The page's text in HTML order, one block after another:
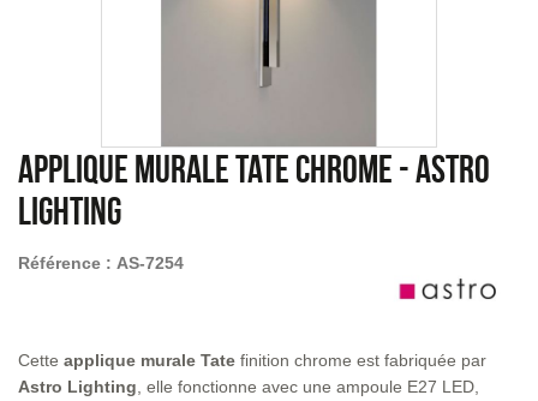
Applique murale Tate chrome -Astro
Lighting
Référence : AS-7254
Cette applique murale Tate finition chrome est fabriquée par
Astro Lighting , elle fonctionne avec une ampoule E27 LED,